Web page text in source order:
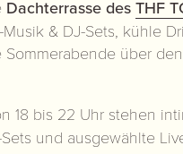
Dachterrasse desTHF
& DJ-Sets, kühle
Sommerabende über
18 bis 22 Uhr stehen
und ausgewählte